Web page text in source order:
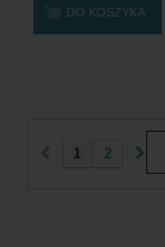
DO KOSZYKA
1 2